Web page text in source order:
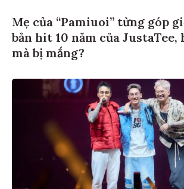
Mẹ của “Pamiuoi” từng góp
bản hit 10 năm của JustaTee,
mà bị mắng?